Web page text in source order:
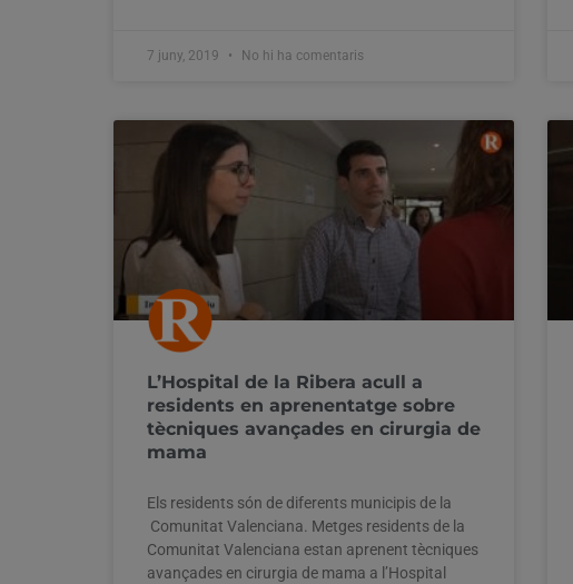
7 juny, 2019 No hi ha comentaris
L’Hospital de la Ribera acull a
residents en aprenentatge sobre
tècniques avançades en cirurgia de
mama
Els residents són de diferents municipis de la
Comunitat Valenciana. Metges residents de la
Comunitat Valenciana estan aprenent tècniques
avançades en cirurgia de mama a l’Hospital